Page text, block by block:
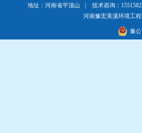
地址：河南省平顶山
技术咨询：
河南豫宏美溪环境工
豫公